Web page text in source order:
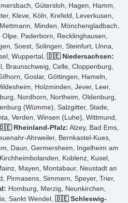
Gütersloh, Hagen, Hamm,
Kleve, Köln, Krefeld, Leverkusen,
Minden, Mönchengladbach,
Paderborn, Recklinghausen,
Soest, Solingen, Steinfurt, Unna,
Wuppertal, 🇩🇪 Niedersachsen:
Braunschweig, Celle, Cloppenburg,
Goslar, Göttingen, Hameln,
Holzminden, Jever, Leer,
Nordhorn, Northeim, Oldenburg,
(Wümme), Salzgitter, Stade,
Verden, Winsen (Luhe), Wittmund,
Rheinland-Pfalz: Alzey, Bad Ems,
Ahrweiler, Bernkastel-Kues,
Daun, Germersheim, Ingelheim am
Koblenz, Kusel,
Mayen, Montabaur, Neustadt an
Pirmasens, Simmern, Speyer, Trier,
Homburg, Merzig, Neunkirchen,
Sankt Wendel, 🇩🇪 Schleswig-